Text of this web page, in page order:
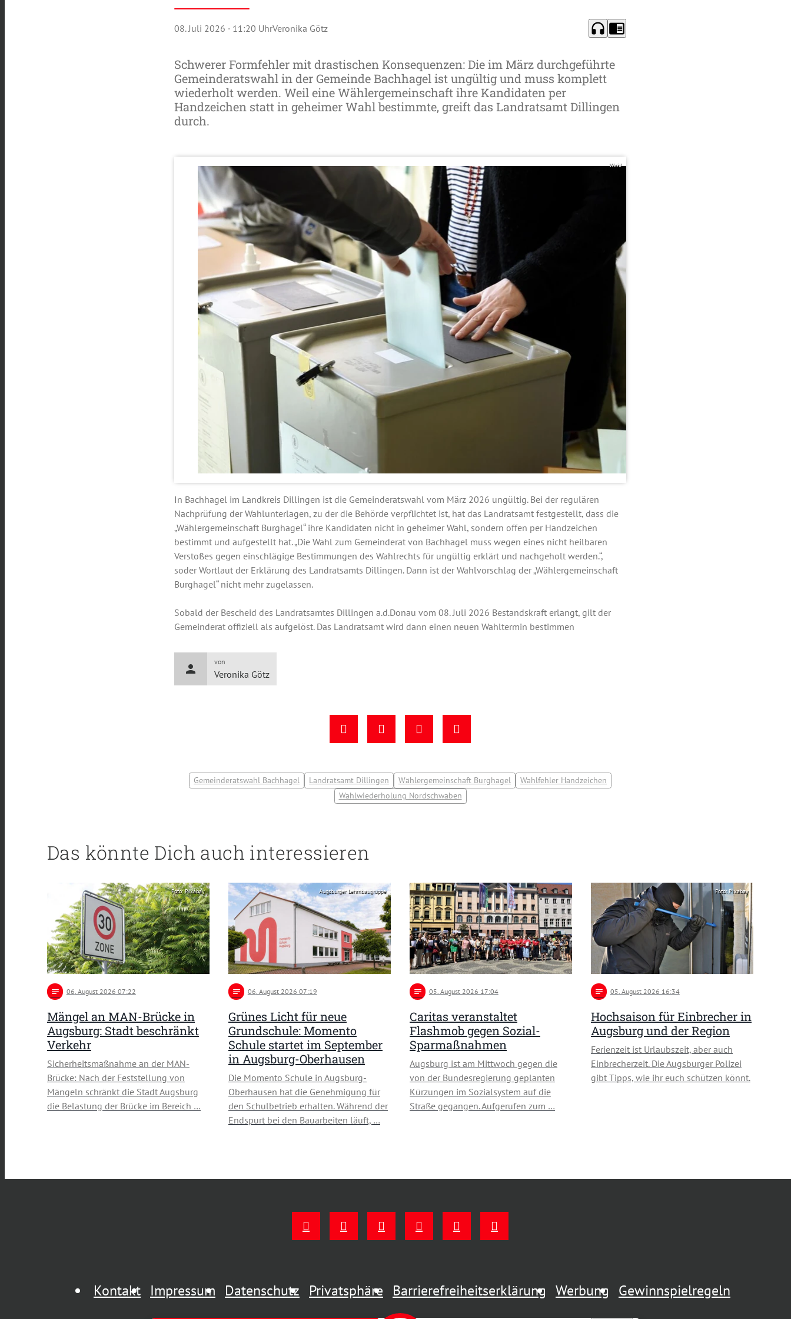
08. Juli 2026 · 11:20 UhrVeronika Götz headphones chrome_reader_mode
Schwerer Formfehler mit drastischen Konsequenzen: Die im März durchgeführte
Gemeinderatswahl in der Gemeinde Bachhagel ist ungültig und muss komplett
wiederholt werden. Weil eine Wählergemeinschaft ihre Kandidaten per
Handzeichen statt in geheimer Wahl bestimmte, greift das Landratsamt Dillingen
durch.
Wahl
In Bachhagel im Landkreis Dillingen ist die Gemeinderatswahl vom März 2026 ungültig. Bei der regulären
Nachprüfung der Wahlunterlagen, zu der die Behörde verpflichtet ist, hat das Landratsamt festgestellt, dass die
„Wählergemeinschaft Burghagel“ ihre Kandidaten nicht in geheimer Wahl, sondern offen per Handzeichen
bestimmt und aufgestellt hat. „Die Wahl zum Gemeinderat von Bachhagel muss wegen eines nicht heilbaren
Verstoßes gegen einschlägige Bestimmungen des Wahlrechts für ungültig erklärt und nachgeholt werden.“,
soder Wortlaut der Erklärung des Landratsamts Dillingen. Dann ist der Wahlvorschlag der „Wählergemeinschaft
Burghagel“ nicht mehr zugelassen.
Sobald der Bescheid des Landratsamtes Dillingen a.d.Donau vom 08. Juli 2026 Bestandskraft erlangt, gilt der
Gemeinderat offiziell als aufgelöst. Das Landratsamt wird dann einen neuen Wahltermin bestimmen
person
von
Veronika Götz
Gemeinderatswahl Bachhagel Landratsamt Dillingen Wählergemeinschaft Burghagel
Wahlfehler Handzeichen
Wahlwiederholung Nordschwaben
Das könnte Dich auch interessieren
Foto: Pixabay
notes 06. August 2026 07:22
Mängel an MAN-Brücke in
Augsburg: Stadt beschränkt
Verkehr
Sicherheitsmaßnahme an der MAN-
Brücke: Nach der Feststellung von
Mängeln schränkt die Stadt Augsburg
die Belastung der Brücke im Bereich …
Augsburger Lehmbaugruppe
notes 06. August 2026 07:19
Grünes Licht für neue
Grundschule: Momento
Schule startet im September
in Augsburg-Oberhausen
Die Momento Schule in Augsburg-
Oberhausen hat die Genehmigung für
den Schulbetrieb erhalten. Während der
Endspurt bei den Bauarbeiten läuft, …
notes 05. August 2026 17:04
Caritas veranstaltet
Flashmob gegen Sozial-
Sparmaßnahmen
Augsburg ist am Mittwoch gegen die
von der Bundesregierung geplanten
Kürzungen im Sozialsystem auf die
Straße gegangen. Aufgerufen zum …
Foto: Pixabay
notes 05. August 2026 16:34
Hochsaison für Einbrecher in
Augsburg und der Region
Ferienzeit ist Urlaubszeit, aber auch
Einbrecherzeit. Die Augsburger Polizei
gibt Tipps, wie ihr euch schützen könnt.
Kontakt Impressum Datenschutz Privatsphäre Barrierefreiheitserklärung Werbung Gewinnspielregeln